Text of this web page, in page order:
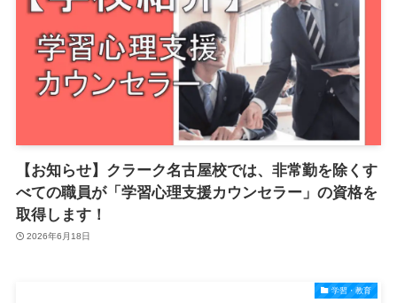
【お知らせ】クラーク名古屋校では、非常勤を除くす
べての職員が「学習心理支援カウンセラー」の資格を
取得します！
2026年6月18日
学習・教育